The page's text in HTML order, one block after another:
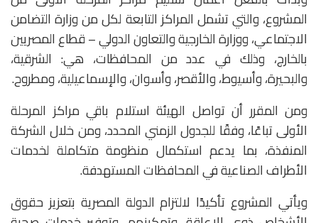
المشروع، والتي تشمل المراكز التابعة لكل من وزارة التضامن
الاجتماعي، ووزارة الخارجية والتعاون الدولي – قطاع المصريين
بالخارج، وذلك في عدد من المحافظات، هي: الشرقية،
والبحيرة، وأسيوط، والأقصر، وأسوان، والإسماعيلية، ومطروح.
ومن المقرر أن تواصل الهيئة استلام باقي مراكز المرحلة
الأولى تباعًا، وفقًا للجدول الزمني المحدد، ومن خلال الشركة
المنفذة، بما يدعم استكمال منظومة متكاملة لخدمات
الأطراف الصناعية في المحافظات المستهدفة.
ويأتي المشروع تأكيدًا لالتزام الدولة المصرية بتعزيز حقوق